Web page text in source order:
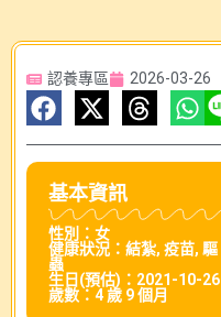
認養專區 2026-03-26
基本資訊
性別：女
健康狀況：結紮, 疫苗, 驅
蟲
生日(預估)：2021-10-26
歲數：4 歲 9 個月